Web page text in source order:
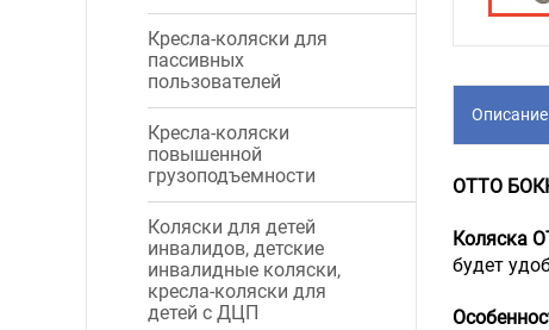
Кресла-коляски для
пассивных
пользователей
Кресла-коляски
повышенной
грузоподъемности
Коляски для детей
инвалидов, детские
инвалидные коляски,
кресла-коляски для
детей с ДЦП
Описание
ОТТО
Коляска
будет